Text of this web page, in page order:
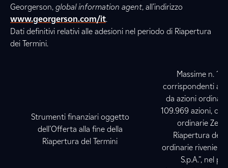
Georgerson, global information agent, all’indirizzo
www.georgerson.com/it.
Dati definitivi relativi alle adesioni nel periodo di Riapertura
dei Termini.
Strumenti finanziari oggetto
dell’Offerta alla fine della
Riapertura del Termini
Massime n.
corrispondenti al
da azioni
109.969 azioni,
ordinarie
Riapertura del
ordinarie rivenienti
S.p.A.”, nel